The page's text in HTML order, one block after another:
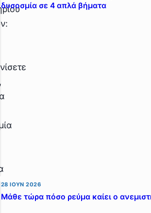
δυσοσμία σε 4 απλά βήματα
28 ΙΟΎΝ 2026
Μάθε τώρα πόσο ρεύμα καίει ο